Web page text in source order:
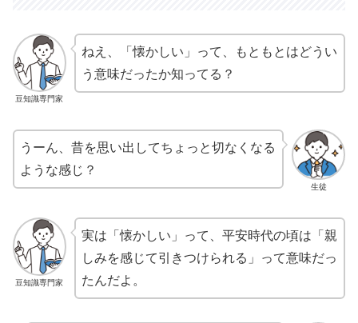
豆知識専門家
ねえ、「懐かしい」って、もともとはどうい
う意味だったか知ってる？
生徒
うーん、昔を思い出してちょっと切なくなる
ような感じ？
豆知識専門家
実は「懐かしい」って、平安時代の頃は「親
しみを感じて引きつけられる」って意味だっ
たんだよ。